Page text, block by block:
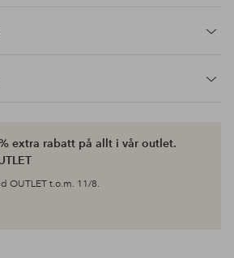
extra rabatt på allt i vår outlet.
OUTLET t.o.m. 11/8.